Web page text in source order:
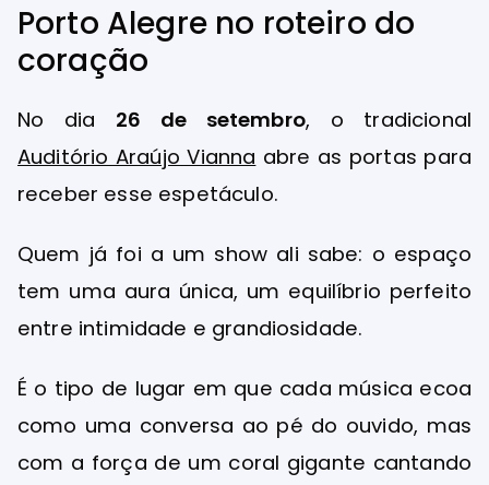
Porto Alegre no roteiro do
coração
No dia 26 de setembro, o tradicional
Auditório Araújo Vianna abre as portas para
receber esse espetáculo.
Quem já foi a um show ali sabe: o espaço
tem uma aura única, um equilíbrio perfeito
entre intimidade e grandiosidade.
É o tipo de lugar em que cada música ecoa
como uma conversa ao pé do ouvido, mas
com a força de um coral gigante cantando